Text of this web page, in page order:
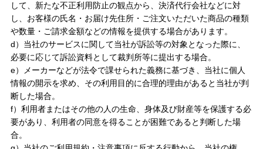
その他ブランド一覧
商品カテゴリ別で探す
新商品 →
して、新たな不正利用防止の観点から、決済代行会社などに対
し、お客様の氏名・お届け先住所・ご注文いただいた商品の種類
や数量・ご請求金額などの情報を提供する場合があります。
d）当社のサービスに関して当社が訴訟等の対象となった際に、
必要に応じて訴訟資料として裁判所等に提出する場合。
e）メーカーなどが法令で課せられた義務に基づき、当社に個人
情報の開示を求め、その利用目的に合理的理由があると当社が判
断した場合。
f）利用者またはその他の人の生命、身体及び財産等を保護する必
要があり、利用者の同意を得ることが困難であると判断した場
合。